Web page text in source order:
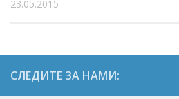
23.05.2015
СЛЕДИТЕ ЗА НАМИ: